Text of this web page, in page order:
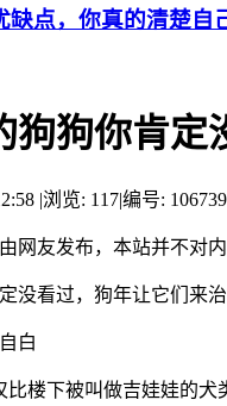
缺点，你真的清楚自
狗狗你肯定
|浏览: 117|编号: 106739
网友发布，本站并不对
没看过，狗年让它们来
白
比楼下被叫做吉娃娃的